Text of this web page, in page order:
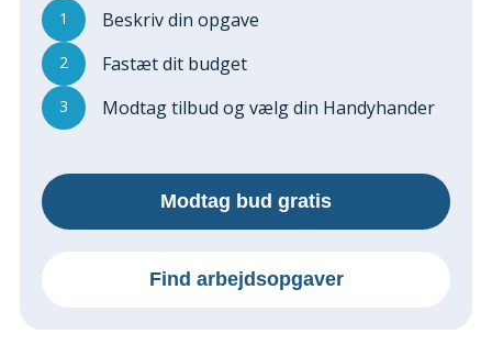
Regler Og Love
Udskiftning Og Montage
Om Materialer
Tips Og Tests
Montage Og Udskiftning
Reparation Og Vedligehold
1 Beskriv din opgave
2 Fastæt dit budget
3 Modtag tilbud og vælg din Handyhander
Modtag bud gratis
Find arbejdsopgaver